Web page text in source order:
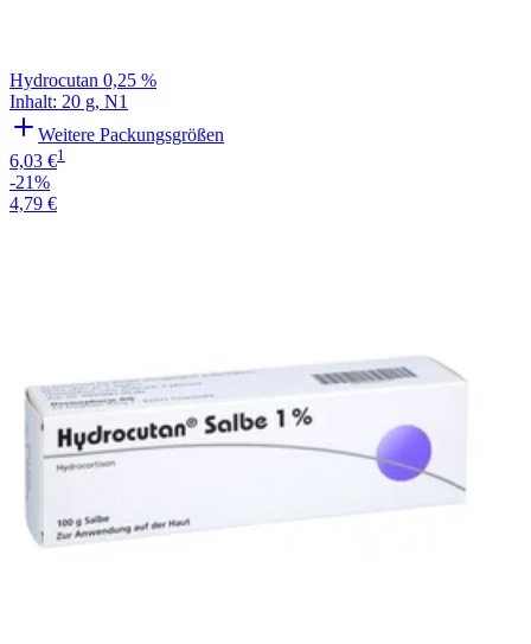
Hydrocutan 0,25 %
Inhalt: 20 g, N1
Weitere Packungsgrößen
6,03 €1
-21%
4,79 €